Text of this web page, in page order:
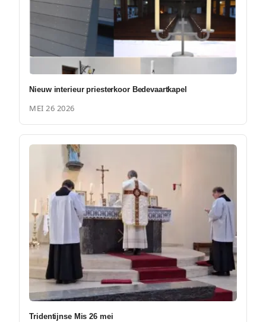
Nieuw interieur priesterkoor Bedevaartkapel
MEI 26 2026
Tridentijnse Mis 26 mei